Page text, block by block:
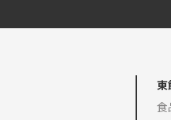
東
食